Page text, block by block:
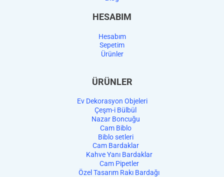
HESABIM
Hesabım
Sepetim
Ürünler
ÜRÜNLER
Ev Dekorasyon Objeleri
Çeşm-i Bülbül
Nazar Boncuğu
Cam Biblo
Biblo setleri
Cam Bardaklar
Kahve Yanı Bardaklar
Cam Pipetler
Özel Tasarım Rakı Bardağı